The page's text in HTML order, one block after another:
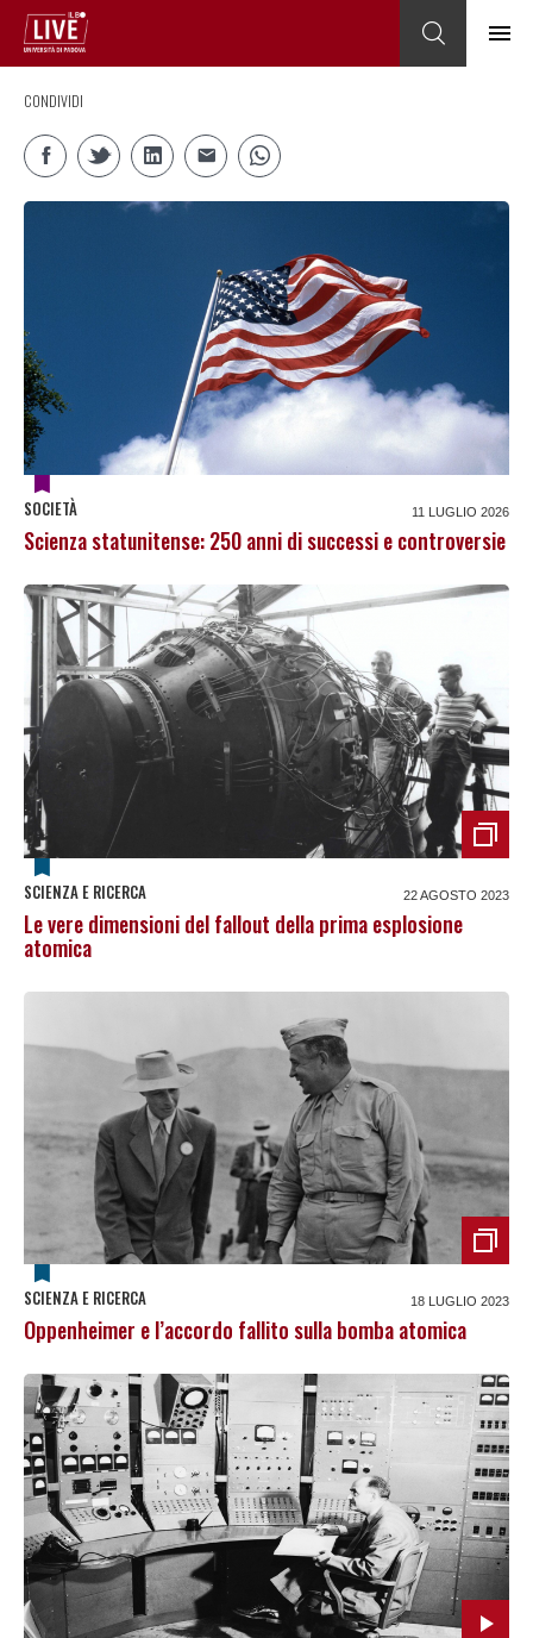
CONDIVIDI
SOCIETÀ 11 LUGLIO 2026
Scienza statunitense: 250 anni di successi e controversie
SCIENZA E RICERCA 22 AGOSTO 2023
Le vere dimensioni del fallout della prima esplosione
atomica
SCIENZA E RICERCA 18 LUGLIO 2023
Oppenheimer e l’accordo fallito sulla bomba atomica